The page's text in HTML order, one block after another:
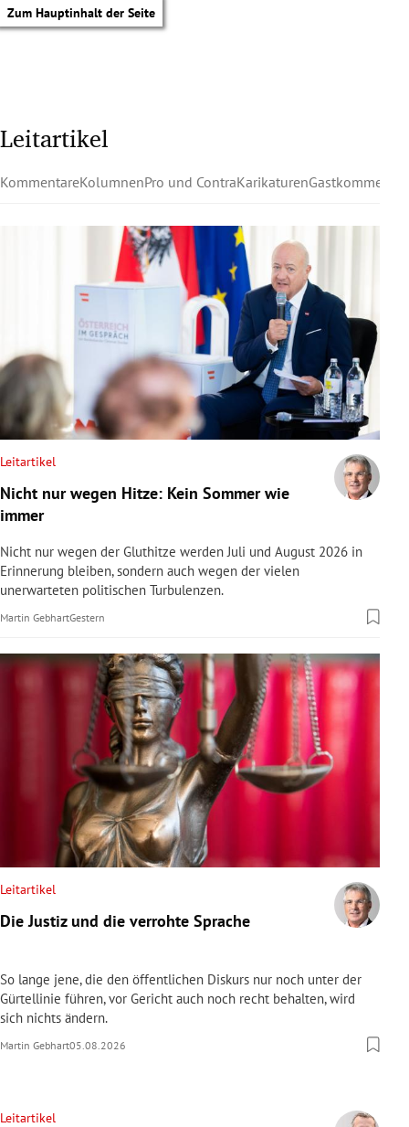
Zum Hauptinhalt der Seite
Untermenü
Untermenü
Untermenü
Untermenü
Untermenü
Untermenü
Untermenü
Untermenü
Untermenü
Leitartikel
KommentareKolumnenPro und ContraKarikaturen
Leitartikel
Nicht nur wegen Hitze: Kein Sommer wie
immer
Nicht nur wegen der Gluthitze werden Juli und August 2026 in
Erinnerung bleiben, sondern auch wegen der vielen
unerwarteten politischen Turbulenzen.
Martin GebhartGestern
Leitartikel
Die Justiz und die verrohte Sprache
So lange jene, die den öffentlichen Diskurs nur noch unter der
Gürtellinie führen, vor Gericht auch noch recht behalten, wird
sich nichts ändern.
Martin Gebhart05.08.2026
Leitartikel